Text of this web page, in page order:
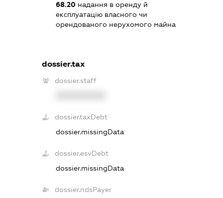
68.20 надання в оренду й
експлуатацію власного чи
орендованого нерухомого майна
dossier.tax
dossier.staff
dossier.taxDebt
dossier.missingData
dossier.esvDebt
dossier.missingData
dossier.ndsPayer